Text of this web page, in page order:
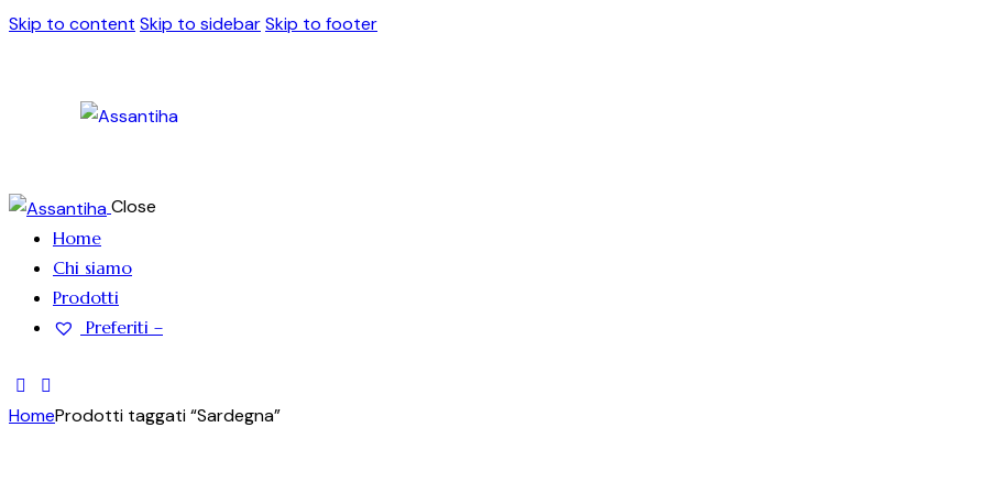
Skip to content Skip to sidebarSkip to footer
Close
Home
Chi siamo
Prodotti
Preferiti –
HomeProdotti taggati “Sardegna”